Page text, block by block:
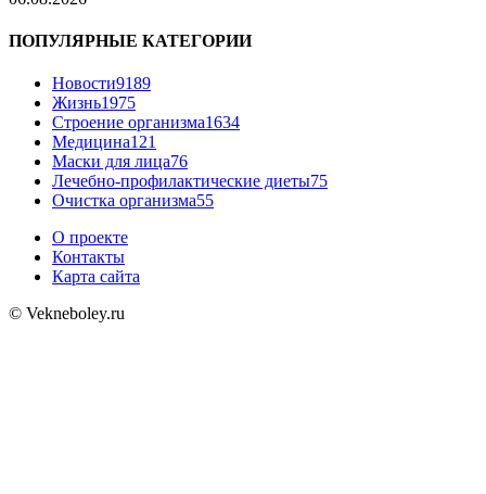
ПОПУЛЯРНЫЕ КАТЕГОРИИ
Новости9189
Жизнь1975
Строение организма1634
Медицина121
Маски для лица76
Лечебно-профилактические диеты75
Очистка организма55
О проекте
Контакты
Карта сайта
© Vekneboley.ru